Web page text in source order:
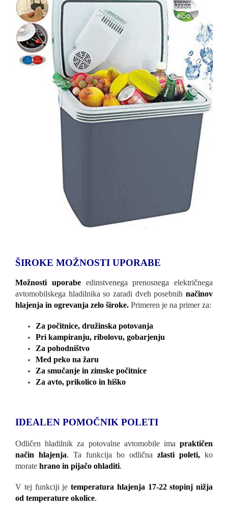
ŠIROKE MOŽNOSTI UPORABE
Možnosti uporabe edinstvenega prenosnega električnega
avtomobilskega hladilnika so zaradi dveh posebnih načinov
hlajenja in ogrevanja zelo široke. Primeren je na primer za:
Za počitnice, družinska potovanja
Pri kampiranju, ribolovu, gobarjenju
Za pohodništvo
Med peko na žaru
Za smučanje in zimske počitnice
Za avto, prikolico in hiško
IDEALEN POMOČNIK POLETI
Odličen hladilnik za potovalne avtomobile ima praktičen
način hlajenja. Ta funkcija bo odlična zlasti poleti, ko
morate hrano in pijačo ohladiti.
V tej funkciji je temperatura hlajenja 17-22 stopinj nižja
od temperature okolice.